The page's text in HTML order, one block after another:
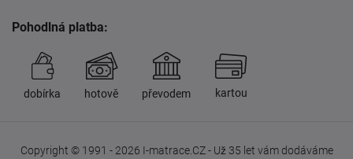
Pohodlná platba:
dobírka hotově převodem kartou
Copyright © 1991 - 2026 I-matrace.CZ - Už 35 let vám dodáváme